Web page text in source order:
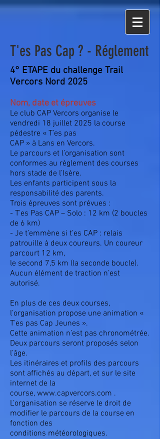
T'es Pas Cap ? - Réglement
4° ETAPE du challenge Trail
Vercors Nord 2025
Nom, date et épreuves
Le club CAP Vercors organise le
vendredi 18 juillet 2025 la course
pédestre « T’es pas
CAP » à Lans en Vercors.
Le parcours et l’organisation sont
conformes au règlement des courses
hors stade de l’Isère.
Les enfants participent sous la
responsabilité des parents.
Trois épreuves sont prévues :
- T’es Pas CAP – Solo : 12 km (2 boucles
de 6 km)
- Je t’emmène si t’es CAP : relais
patrouille à deux coureurs. Un coureur
parcourt 12 km,
le second 7,5 km (la seconde boucle).
Aucun élément de traction n’est
autorisé.
En plus de ces deux courses,
l’organisation propose une animation «
T’es pas Cap Jeunes ».
Cette animation n’est pas chronométrée.
Deux parcours seront proposés selon
l’âge.
Les itinéraires et profils des parcours
sont affichés au départ, et sur le site
internet de la
course, www.capvercors.com .
L’organisation se réserve le droit de
modifier le parcours de la course en
fonction des
conditions météorologiques.